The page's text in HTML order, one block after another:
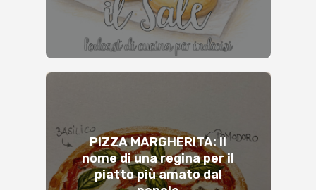
PIZZA MARGHERITA: il
nome di una regina per il
piatto più amato dal